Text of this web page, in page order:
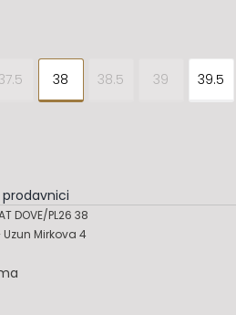
38 38.5 39 39.5
DOVE/PL26 38
Mirkova 4